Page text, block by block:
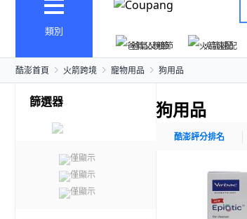
類別
爸氣父親節
火箭速配
酷澎首頁 火箭跨境 寵物用品 狗用品
篩選器
僅顯示
僅顯示
僅顯示
狗用品
酷澎評分排名